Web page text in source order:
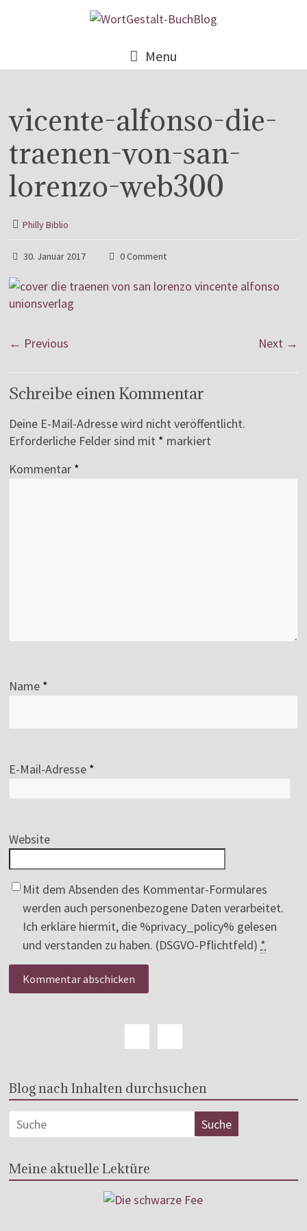
Menu
vicente-alfonso-die-
traenen-von-san-
lorenzo-web300
Philly Biblio
30. Januar 2017 0 Comment
← Previous Next →
Schreibe einen Kommentar
Deine E-Mail-Adresse wird nicht veröffentlicht.
Erforderliche Felder sind mit * markiert
Kommentar *
Name *
E-Mail-Adresse *
Website
Mit dem Absenden des Kommentar-Formulares
werden auch personenbezogene Daten verarbeitet.
Ich erkläre hiermit, die %privacy_policy% gelesen
und verstanden zu haben. (DSGVO-Pflichtfeld) *
Blog nach Inhalten durchsuchen
Meine aktuelle Lektüre